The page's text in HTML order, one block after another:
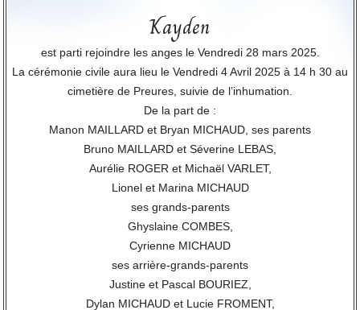
Kayden
est parti rejoindre les anges le Vendredi 28 mars 2025.
La cérémonie civile aura lieu le Vendredi 4 Avril 2025 à 14 h 30 au
cimetière de Preures, suivie de l’inhumation.
De la part de :
Manon MAILLARD et Bryan MICHAUD, ses parents
Bruno MAILLARD et Séverine LEBAS,
Aurélie ROGER et Michaël VARLET,
Lionel et Marina MICHAUD
ses grands-parents
Ghyslaine COMBES,
Cyrienne MICHAUD
ses arrière-grands-parents
Justine et Pascal BOURIEZ,
Dylan MICHAUD et Lucie FROMENT,